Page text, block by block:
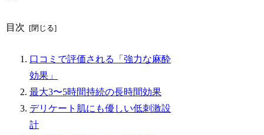
目次
口コミで評価される「強力な麻酔
効果」
最大3〜5時間持続の長時間効果
デリケート肌にも優しい低刺激設
計